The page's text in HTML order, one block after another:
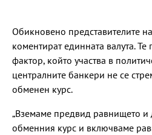
Обикновено представителите
коментират единната валута. Те
фактор, който участва в
централните банкери не се
обменен курс.
„Вземаме предвид равнището и
обменния курс и включваме